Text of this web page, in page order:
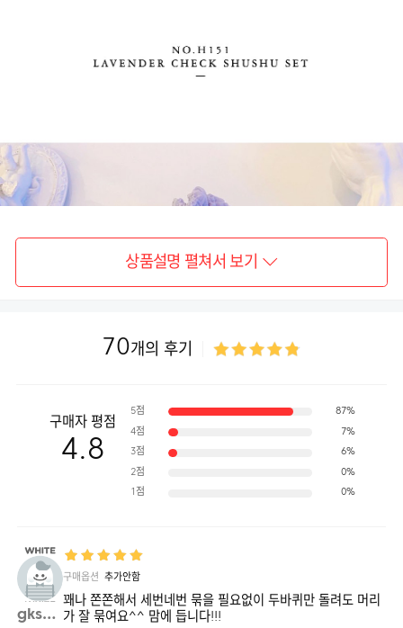
상품설명 펼쳐서 보기
70개의 후기
구매자 평점
4.8
5점 87%
4점 7%
3점 6%
2점 0%
1점 0%
gksmf**
구매옵션 추가안함
꽤나 쫀쫀해서 세번네번 묶을 필요없이 두바퀴만 돌려도 머리
가 잘 묶여요^^ 맘에 듭니다!!!